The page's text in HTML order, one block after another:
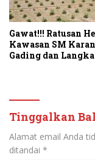
Gawat!!! Ratusan
Kawasan SM
Gading dan
Tinggalkan
Alamat email Anda
ditandai *